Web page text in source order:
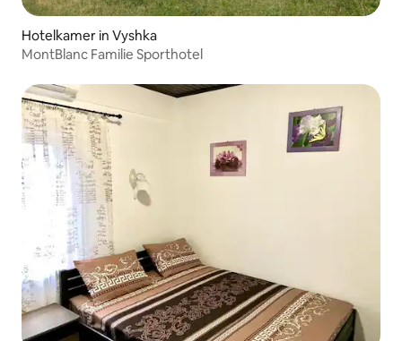
Hotelkamer in Vyshka
MontBlanc Familie Sporthotel